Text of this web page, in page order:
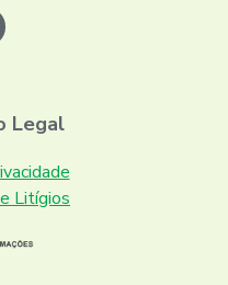
Legal
Litígios